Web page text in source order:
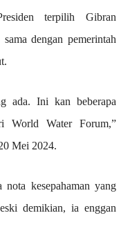
terpilih Gibran
dengan pemerintah
ada. Ini kan beberapa
World Water Forum,”
Mei 2024.
nota kesepahaman yang
demikian, ia enggan